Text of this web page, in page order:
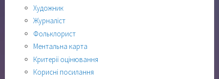
Художник
Журналіст
Фольклорист
Ментальна карта
Критерії оцінювання
Корисні посилання